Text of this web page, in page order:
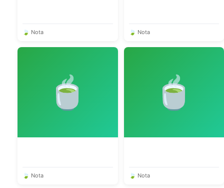
🍃 Nota 🍃 Nota
🍵
🍃 Nota
🍵
🍃 Nota